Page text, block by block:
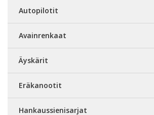
Autopilotit
Avainrenkaat
Äyskärit
Eräkanootit
Hankaussienisarjat